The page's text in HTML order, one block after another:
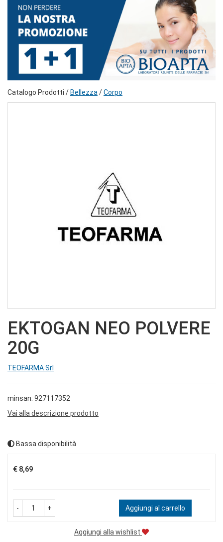
Catalogo Prodotti /Bellezza /Corpo
EKTOGAN NEO POLVERE
20G
TEOFARMA Srl
minsan: 927117352
Vai alla descrizione prodotto
Bassa disponibilità
Prezzo
€ 8,69
- + Aggiungi al carrello
Aggiungi alla wishlist